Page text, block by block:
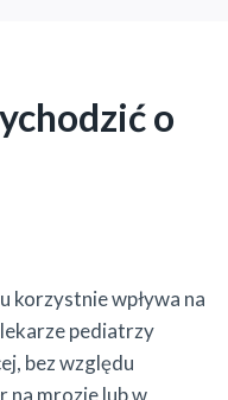
o
korzystnie wpływa na
pediatrzy
bez względu
na mrozie lub w